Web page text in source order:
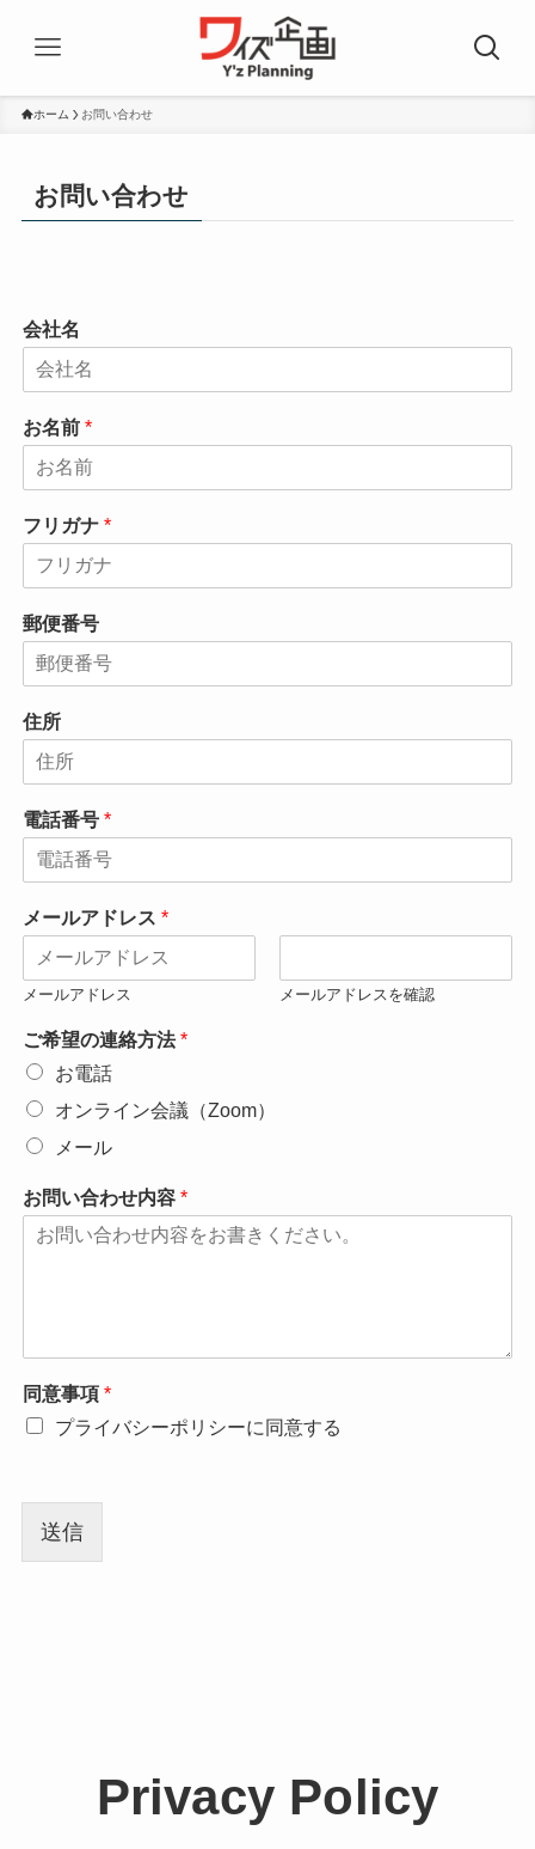
ホーム お問い合わせ
お問い合わせ
会社名
お名前 *
フリガナ *
郵便番号
住所
電話番号 *
同
意
項
*
メールアドレス *
メールアドレス メールアドレスを確認
ご希望の連絡方法*
お電話
オンライン会議（Zoom）
メール
お問い合わせ内容 *
同意事項 *
プライバシーポリシーに同意する
送信
Privacy Policy